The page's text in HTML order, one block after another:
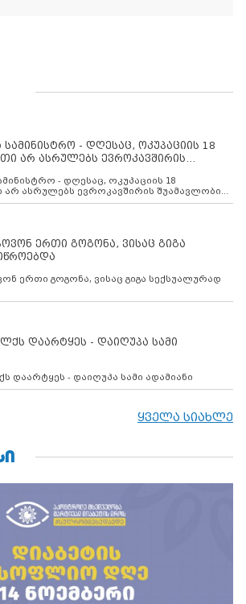
- დღესაც, ოკუპაციის 18
არ ასრულებს ევროკავშირის
- დღესაც, ოკუპაციის 18
არ ასრულებს ევროკავშირის შუამავლობით
აგვისტოს ცეცხლის შეწყვეტის
რეგიონებში, აგრძელებს მათი
და აქტიურად დგამს ნაბიჯებს მათი
ერთი გოგონა, ვისაც გიგა
ერთი გოგონა, ვისაც გიგა სექსუალურად
დაარტყეს - დაიღუპა სამი
დაარტყეს - დაიღუპა სამი ადამიანი
ყველა სიახლე